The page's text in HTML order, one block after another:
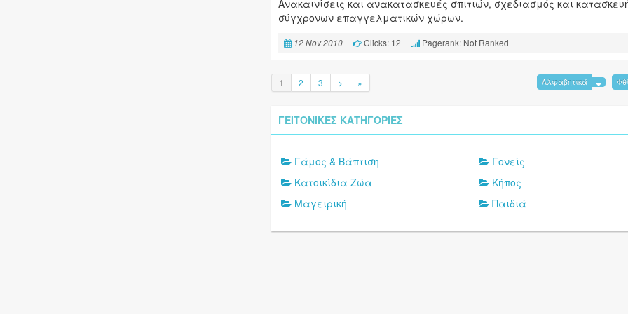
Ανακαινίσεις και ανακατασκευές σπιτιών, σχεδιασμός και
σύγχρονων επαγγελματικών χώρων.
12 Nov 2010 Clicks: 12 Pagerank: Not Ranked
Αλφαβητικά
1 2 3 > »
ΓΕΙΤΟΝΙΚΈΣ ΚΑΤΗΓΟΡΊΕΣ
Γάμος & Βάπτιση
Γονείς
Κατοικίδια Ζώα
Κήπος
Μαγειρική
Παιδιά